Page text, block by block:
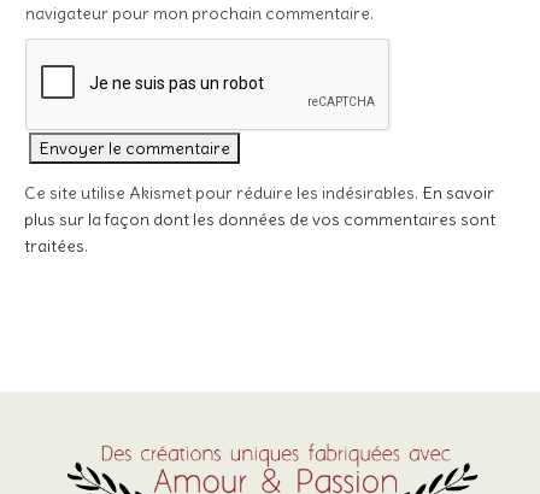
navigateur pour mon prochain commentaire.
Ce site utilise Akismet pour réduire les indésirables. En savoir
plus sur la façon dont les données de vos commentaires sont
traitées.